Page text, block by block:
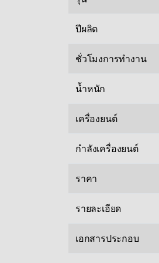
ปีผลิต
ชั่วโมงการทำงาน
น้ำหนัก
เครื่องยนต์
กำลังเครื่องยนต์
ราคา
รายละเอียด
เอกสารประกอบ